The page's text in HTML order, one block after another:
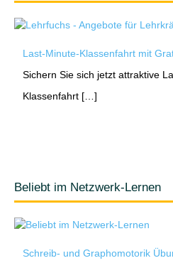
Last-Minute-Klassenfahrt mit
Sichern Sie sich jetzt attraktive
Klassenfahrt […]
Beliebt im Netzwerk-Lernen
Schreib- und Graphomotorik